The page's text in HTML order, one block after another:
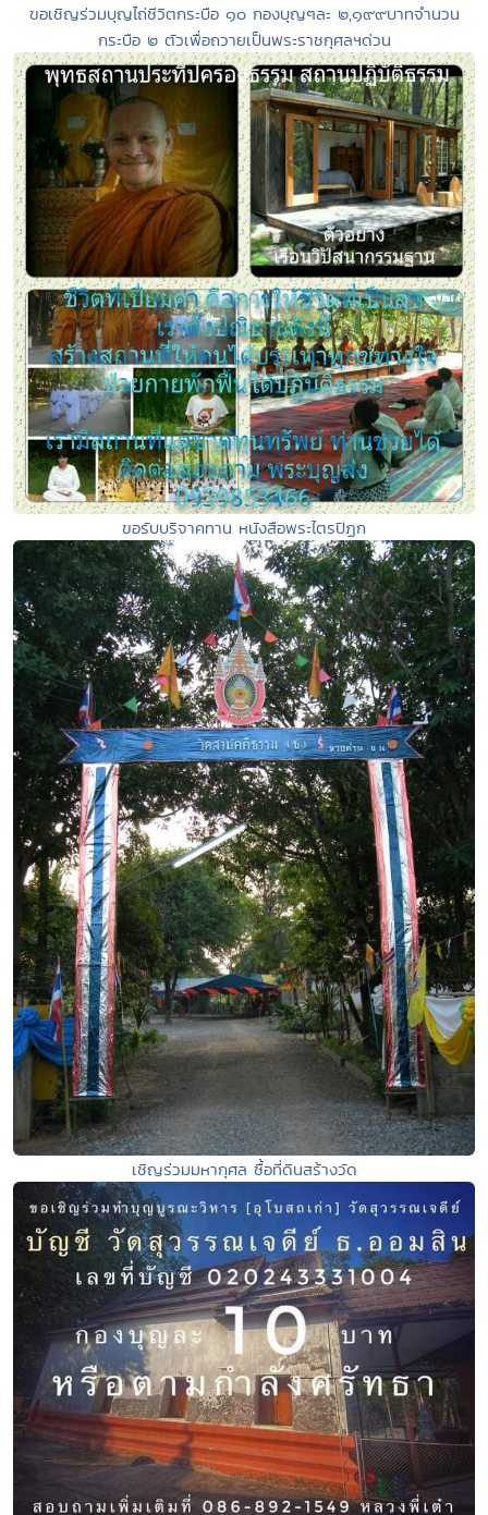
ขอเชิญร่วมบุญไถ่ชีวิตกระบือ ๑๐ กองบุญๆละ ๒,๑๙๙บาทจำนวน
กระบือ ๒ ตัวเพื่อถวายเป็นพระราชกุศลฯด่วน
ขอรับบริจาคทาน หนังสือพระไตรปิฏก
เชิญร่วมมหากุศล ซื้อที่ดินสร้างวัด